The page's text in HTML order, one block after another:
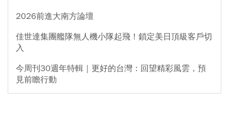
2026前進大南方論壇
佳世達集團艦隊無人機小隊起飛！鎖定美日頂級客戶切
入
今周刊30週年特輯｜更好的台灣：回望精彩風雲，預
見前瞻行動